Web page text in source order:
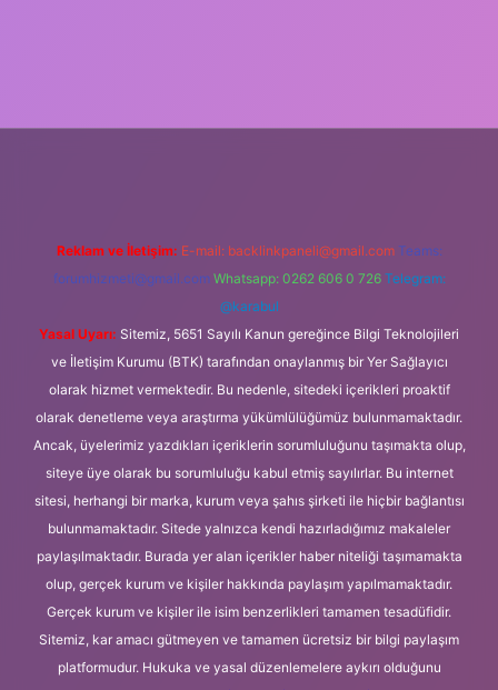
Reklam ve İletişim: E-mail: backlinkpaneli@gmail.com Teams:
forumhizmeti@gmail.com Whatsapp: 0262 606 0 726 Telegram:
@karabul
Yasal Uyarı: Sitemiz, 5651 Sayılı Kanun gereğince Bilgi Teknolojileri
ve İletişim Kurumu (BTK) tarafından onaylanmış bir Yer Sağlayıcı
olarak hizmet vermektedir. Bu nedenle, sitedeki içerikleri proaktif
olarak denetleme veya araştırma yükümlülüğümüz bulunmamaktadır.
Ancak, üyelerimiz yazdıkları içeriklerin sorumluluğunu taşımakta olup,
siteye üye olarak bu sorumluluğu kabul etmiş sayılırlar. Bu internet
sitesi, herhangi bir marka, kurum veya şahıs şirketi ile hiçbir bağlantısı
bulunmamaktadır. Sitede yalnızca kendi hazırladığımız makaleler
paylaşılmaktadır. Burada yer alan içerikler haber niteliği taşımamakta
olup, gerçek kurum ve kişiler hakkında paylaşım yapılmamaktadır.
Gerçek kurum ve kişiler ile isim benzerlikleri tamamen tesadüfidir.
Sitemiz, kar amacı gütmeyen ve tamamen ücretsiz bir bilgi paylaşım
platformudur. Hukuka ve yasal düzenlemelere aykırı olduğunu